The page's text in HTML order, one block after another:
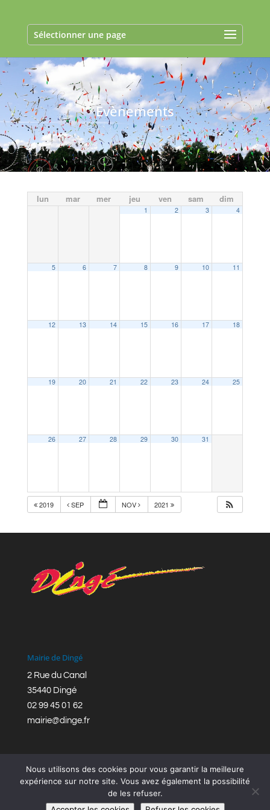
Sélectionner une page
Evènements
lun mar mer jeu ven sam dim
1 2 3 4
5 6 7 8 9 10 11
12 13 14 15 16 17 18
19 20 21 22 23 24 25
26 27 28 29 30 31
2019 SEP NOV 2021
Mairie de Dingé
2 Rue du Canal
35440 Dingé
02 99 45 01 62
mairie@dinge.fr
Réalisation © Mairie de Dingé,Bretagne Romantique
Nous utilisons des cookies pour vous garantir la meilleure
expérience sur notre site. Vous avez également la possibilité
de les refuser.